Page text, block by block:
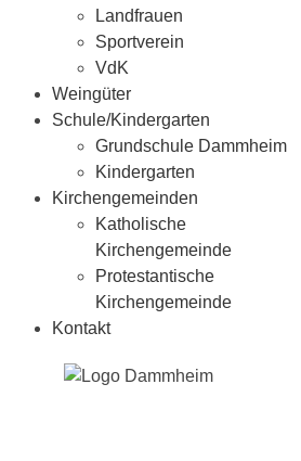
Landfrauen
Sportverein
VdK
Weingüter
Schule/Kindergarten
Grundschule Dammheim
Kindergarten
Kirchengemeinden
Katholische
Kirchengemeinde
Protestantische
Kirchengemeinde
Kontakt